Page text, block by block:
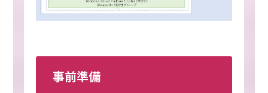
事前準備